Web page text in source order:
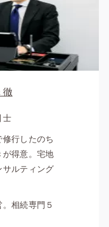
徹
士
行したのち
が得意。宅地
サルティング
相続専門５